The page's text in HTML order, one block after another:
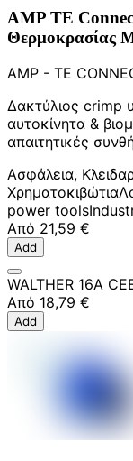
AMP TE
Θερμοκρασίας
AMP - TE
Δακτύλιος crimp
αυτοκίνητα &
απαιτητικές
Ασφάλεια,
Χρηματοκιβώτια
power tools
Από 21,59 €
Add
WALTHER 16A
Από 18,79 €
Add